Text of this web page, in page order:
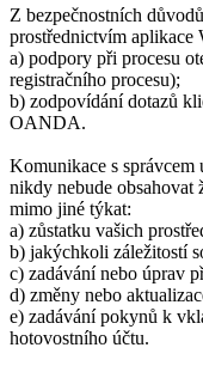
Z bezpečnostních
prostřednictvím aplikace
a) podpory při procesu
registračního procesu);
b) zodpovídání dotazů
OANDA.
Komunikace s
nikdy nebude obsahovat
mimo jiné týkat:
a) zůstatku vašich
b) jakýchkoli záležitostí
c) zadávání nebo úprav
d) změny nebo
e) zadávání pokynů k
hotovostního účtu.